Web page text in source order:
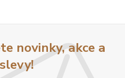
novinky, akce a
slevy!